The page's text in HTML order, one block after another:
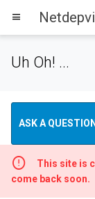
menu
Uh Oh! ...
ASK A
This site is
come back soon.